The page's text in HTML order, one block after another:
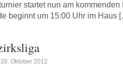
startet nun am kommenden
beginnt um 15:00 Uhr im Haus
28. Oktober 2012